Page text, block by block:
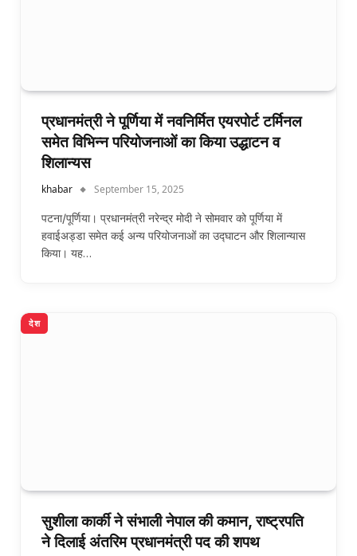
प्रधानमंत्री ने पूर्णिया में नवनिर्मित एयरपोर्ट टर्मिनल
समेत विभिन्न परियोजनाओं का किया उद्धाटन व
शिलान्यस
khabar September 15, 2025
पटना/पूर्णिया। प्रधानमंत्री नरेन्द्र मोदी ने सोमवार को पूर्णिया में
हवाईअड्डा समेत कई अन्य परियोजनाओं का उद्घाटन और शिलान्यास
किया। यह…
देश
सुशीला कार्की ने संभाली नेपाल की कमान, राष्ट्रपति
ने दिलाई अंतरिम प्रधानमंत्री पद की शपथ